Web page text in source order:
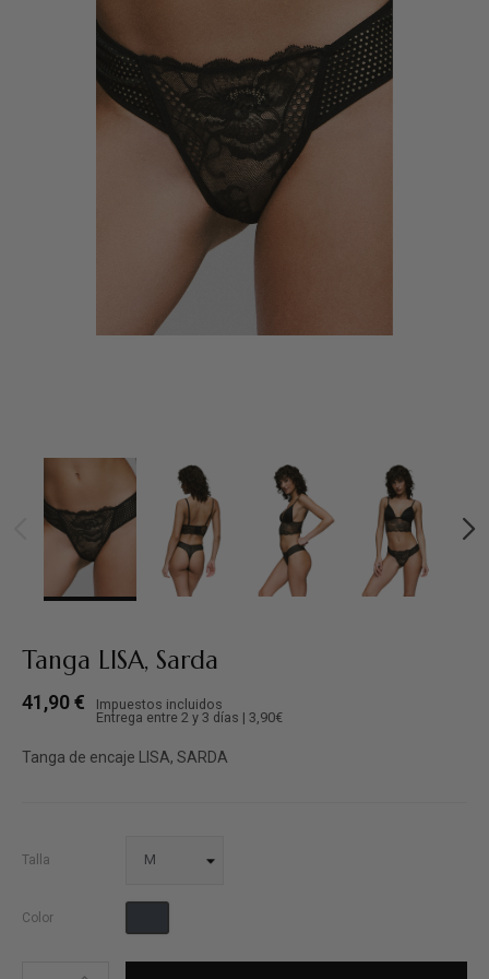
Tanga LISA, Sarda
41,90 €
Impuestos incluidos
Entrega entre 2 y 3 días | 3,90€
Tanga de encaje LISA, SARDA
Talla
Color